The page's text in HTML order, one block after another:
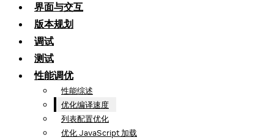
界面与交互
版本规划
调试
测试
性能调优
性能综述
优化编译速度
列表配置优化
优化 JavaScript 加载